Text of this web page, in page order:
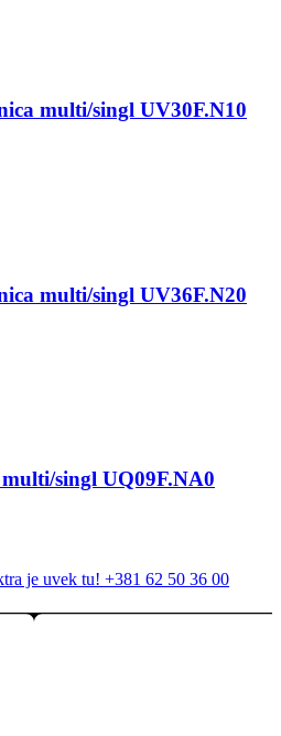
multi/singl UV30F.N10
multi/singl UV36F.N20
singl UQ09F.NA0
je uvek tu! +381 62 50 36 00